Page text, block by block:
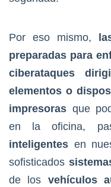
Por eso mismo,
preparadas para
ciberataques
elementos o
impresoras que
en la oficina,
inteligentes en
sofisticados
de los vehículos